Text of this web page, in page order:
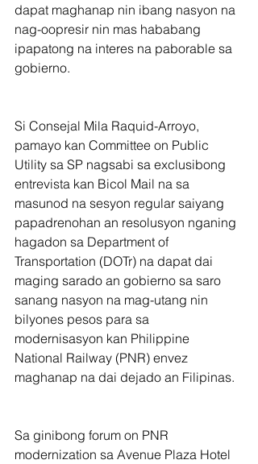
dapat maghanap nin ibang nasyon na
nag-oopresir nin mas hababang
ipapatong na interes na paborable sa
gobierno.
Si Consejal Mila Raquid-Arroyo,
pamayo kan Committee on Public
Utility sa SP nagsabi sa exclusibong
entrevista kan Bicol Mail na sa
masunod na sesyon regular saiyang
papadrenohan an resolusyon nganing
hagadon sa Department of
Transportation (DOTr) na dapat dai
maging sarado an gobierno sa saro
sanang nasyon na mag-utang nin
bilyones pesos para sa
modernisasyon kan Philippine
National Railway (PNR) envez
maghanap na dai dejado an Filipinas.
Sa ginibong forum on PNR
modernization sa Avenue Plaza Hotel